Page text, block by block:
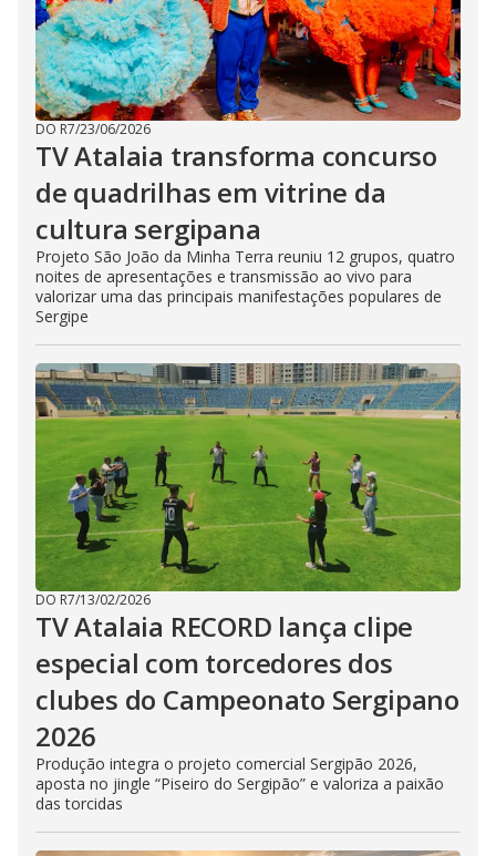
DO R7/23/06/2026
TV Atalaia transforma concurso
de quadrilhas em vitrine da
cultura sergipana
Projeto São João da Minha Terra reuniu 12 grupos, quatro
noites de apresentações e transmissão ao vivo para
valorizar uma das principais manifestações populares de
Sergipe
DO R7/13/02/2026
TV Atalaia RECORD lança clipe
especial com torcedores dos
clubes do Campeonato Sergipano
2026
Produção integra o projeto comercial Sergipão 2026,
aposta no jingle “Piseiro do Sergipão” e valoriza a paixão
das torcidas